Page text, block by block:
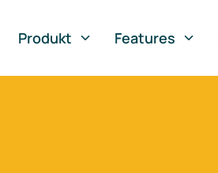
Produkt
Features